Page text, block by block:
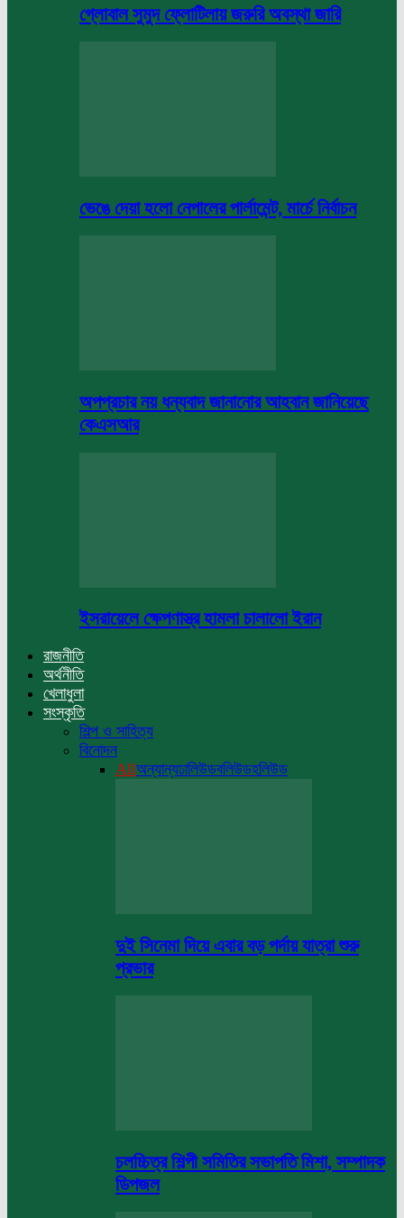
গ্লোবাল সুমুদ ফ্লোটিলায় জরুরি অবস্থা জারি
ভেঙে দেয়া হলো নেপালের পার্লামেন্ট, মার্চে নির্বাচন
অপপ্রচার নয় ধন্যবাদ জানানোর আহবান জানিয়েছে
কেএসআর
ইসরায়েলে ক্ষেপণাস্ত্র হামলা চালালো ইরান
রাজনীতি
অর্থনীতি
খেলাধুলা
সংস্কৃতি
শিল্প ও সাহিত্য
বিনোদন
Allঅন্যান্যঢালিউডবলিউডহলিউড
দুই সিনেমা দিয়ে এবার বড় পর্দায় যাত্রা শুরু
প্রভার
চলচ্চিত্র শিল্পী সমিতির সভাপতি মিশা, সম্পাদক
ডিপজল